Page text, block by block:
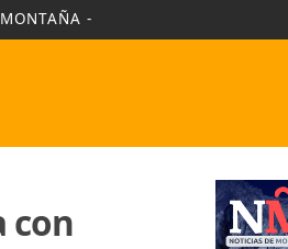
DE MONTAÑA -